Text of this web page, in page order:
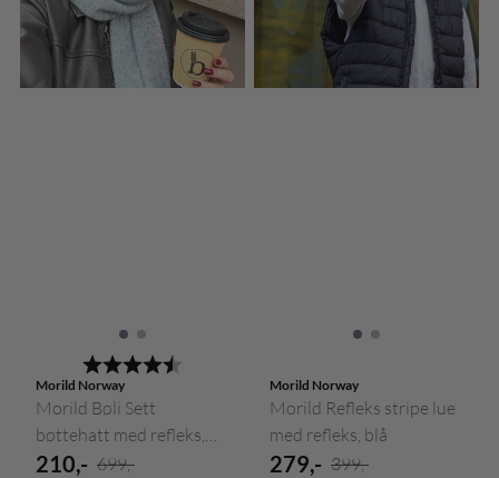
Karakter:
Morild Norway
Morild Bøli Sett
bøttehatt med refleks,
sølv
210,- 699,-
Morild Norway
Morild Refleks stripe lue
med refleks, blå
279,- 399,-